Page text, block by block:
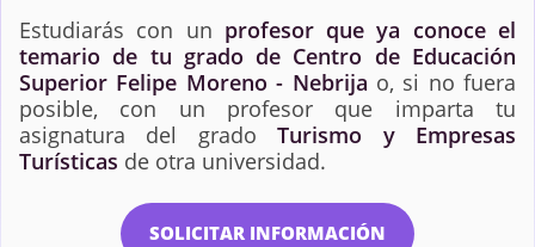
Estudiarás con un profesor que ya conoce el
temario de tu grado de Centro de Educación
Superior Felipe Moreno - Nebrija o, si no fuera
posible, con un profesor que imparta tu
asignatura del gradoTurismo y Empresas
Turísticas de otra universidad.
SOLICITAR INFORMACIÓN